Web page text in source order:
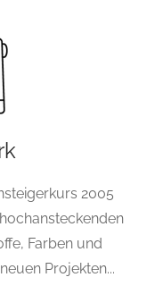
2005
Farben und
Projekten...